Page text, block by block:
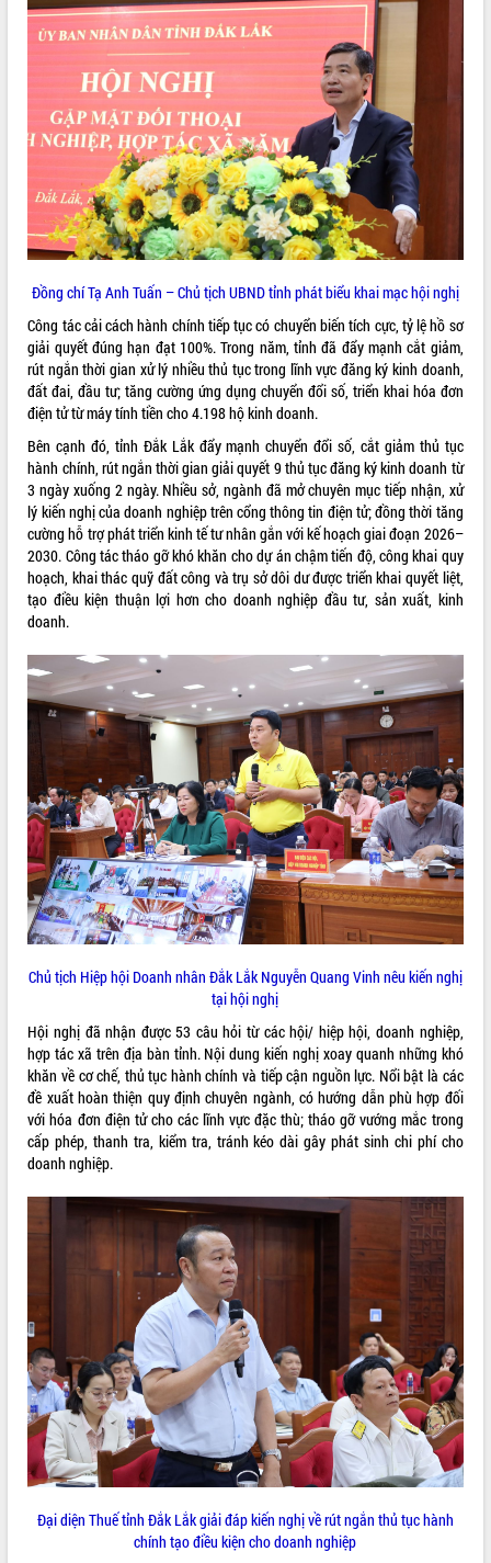
HĐND tỉnh thông qua điều chỉnh Quy
hoạch tỉnh thời kỳ 2021-2030
Hội thảo góp ý hồ sơ điều chỉnh quy
hoạch tỉnh Đắk Lắk thời kỳ 2021-2030,
tầm nhìn đến năm 2050
Nâng cao hiệu quả hoạt động của các
doanh nghiệp nhà nước
Hội nghị triển khai kết nối mạng
truyền số liệu chuyên dùng phục vụ cơ
quan Đảng, Nhà nước
Lễ phát động chuỗi hoạt động chung
Xã Ea Kar bước chuyển mình trong
công tác cải cách hành chính mô hình
mới
UBND tỉnh họp báo định kỳ tháng 4
năm 2026
Hội thảo khoa học “Giải pháp thúc đẩy
phát triển nền kinh tế xanh tại tỉnh
Đắk Lắk”
Tăng cường giám sát, đôn đốc thực
hiện nhiệm vụ quản lý tài sản công
hàng tuần
Tháo gỡ những vướng mắc, đẩy mạnh
công tác cải cách thủ tục hành chính
tại Trung tâm Phục vụ hành chính
công tỉnh
Đắk Lắk: Tôn vinh 46 giải pháp tại Hội
thi Sáng tạo Kỹ thuật 2024 - 2025
Đắk Lắk rà soát, điều chỉnh Đề án 190
về phát triển nuôi trồng thủy sản
Phó Chủ tịch UBND tỉnh Đắk Lắk
Trương Công Thái kiểm tra thực địa
Dự án cao tốc Khánh Hòa - Buôn Ma
Thuột
Định vị cà phê Việt Nam như một “di
sản sống” trong dòng chảy toàn cầu
Xây dựng nông thôn mới: Nâng cao đời
sống người dân từ những mô hình thiết
thực
Quyết liệt tháo gỡ vướng mắc, đẩy
nhanh tiến độ các dự án trọng điểm
Hòn Yến phát triển du lịch gắn với bảo
tồn biển
Lấy ý kiến điều chỉnh Quy hoạch tỉnh
Đắk Lắk thời kỳ 2021-2030, tầm nhìn
đến năm 2050
Phát động chiến dịch 30 ngày đêm
ven biển
Đắk Lắk nỗ lực thúc đẩy tăng trưởng
kinh tế từ 10% trở lên trong Quý
Đắk Lắk ký kết thỏa thuận hợp tác về
chuyển đổi số giai đoạn 2026 – 2030
với Tập đoàn Bưu chính Viễn thông
Việt Nam
Thứ trưởng Bộ Y tế làm việc với tỉnh
Đắk Lắk về phát triển nhân lực y tế
cho trạm y tế cấp xã
Du lịch Đắk Lắk nâng tầm trải nghiệm
du khách thông qua Hệ thống cơ sở dữ
liệu và Bản đồ số
Tập huấn ứng dụng trí tuệ nhân tạo (AI)
Đồng chí Tạ Anh Tuấn – Chủ tịch UBND tỉnh phát biểu khai mạc hội nghị
Công tác cải cách hành chính tiếp tục có chuyển biến tích cực, tỷ lệ hồ sơ
giải quyết đúng hạn đạt 100%. Trong năm, tỉnh đã đẩy mạnh cắt giảm,
rút ngắn thời gian xử lý nhiều thủ tục trong lĩnh vực đăng ký kinh doanh,
đất đai, đầu tư; tăng cường ứng dụng chuyển đổi số, triển khai hóa đơn
điện tử từ máy tính tiền cho 4.198 hộ kinh doanh.
Bên cạnh đó, tỉnh Đắk Lắk đẩy mạnh chuyển đổi số, cắt giảm thủ tục
hành chính, rút ngắn thời gian giải quyết 9 thủ tục đăng ký kinh doanh từ
3 ngày xuống 2 ngày. Nhiều sở, ngành đã mở chuyên mục tiếp nhận, xử
lý kiến nghị của doanh nghiệp trên cổng thông tin điện tử; đồng thời tăng
cường hỗ trợ phát triển kinh tế tư nhân gắn với kế hoạch giai đoạn 2026–
2030. Công tác tháo gỡ khó khăn cho dự án chậm tiến độ, công khai quy
hoạch, khai thác quỹ đất công và trụ sở dôi dư được triển khai quyết liệt,
tạo điều kiện thuận lợi hơn cho doanh nghiệp đầu tư, sản xuất, kinh
doanh.
Chủ tịch Hiệp hội Doanh nhân Đắk LắkNguyễn Quang Vinh nêu kiến nghị
tại hội nghị
Hội nghị đã nhận được 53 câu hỏi từ các hội/ hiệp hội, doanh nghiệp,
hợp tác xã trên địa bàn tỉnh. Nội dung kiến nghị xoay quanh những khó
khăn về cơ chế, thủ tục hành chính và tiếp cận nguồn lực. Nổi bật là các
đề xuất hoàn thiện quy định chuyên ngành, có hướng dẫn phù hợp đối
với hóa đơn điện tử cho các lĩnh vực đặc thù; tháo gỡ vướng mắc trong
cấp phép, thanh tra, kiểm tra, tránh kéo dài gây phát sinh chi phí cho
doanh nghiệp.
Đại diện Thuế tỉnh Đắk Lắk giải đáp kiến nghị về rút ngắn thủ tục hành
chính tạo điều kiện cho doanh nghiệp